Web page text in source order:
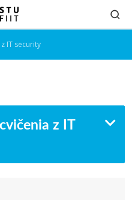
IT security
z IT